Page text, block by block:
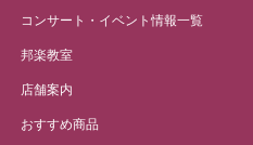
コンサート・イベント情報一覧
邦楽教室
店舗案内
おすすめ商品